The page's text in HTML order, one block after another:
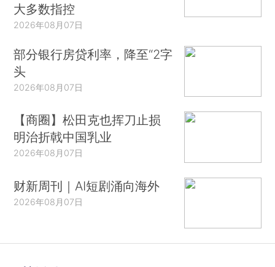
大多数指控
2026年08月07日
部分银行房贷利率，降至“2字
头
2026年08月07日
【商圈】松田克也挥刀止损
明治折戟中国乳业
2026年08月07日
财新周刊｜AI短剧涌向海外
2026年08月07日